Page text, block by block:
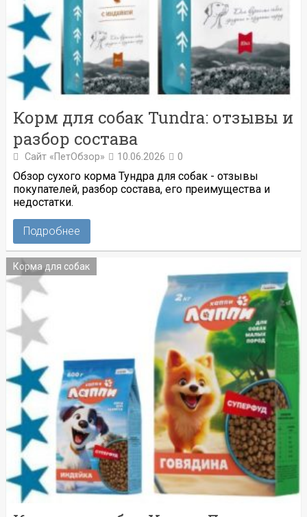
Корм для собак Tundra: отзывы и
разбор состава
Сайт «ПетОбзор» 10.06.2026 0
Обзор сухого корма Тундра для собак - отзывы
покупателей, разбор состава, его преимущества и
недостатки.
Подробнее
Корма для собак